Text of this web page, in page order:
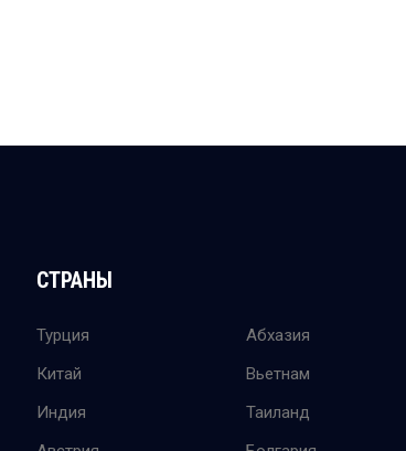
СТРАНЫ
Турция
Китай
Индия
Абхазия
Вьетнам
Таиланд